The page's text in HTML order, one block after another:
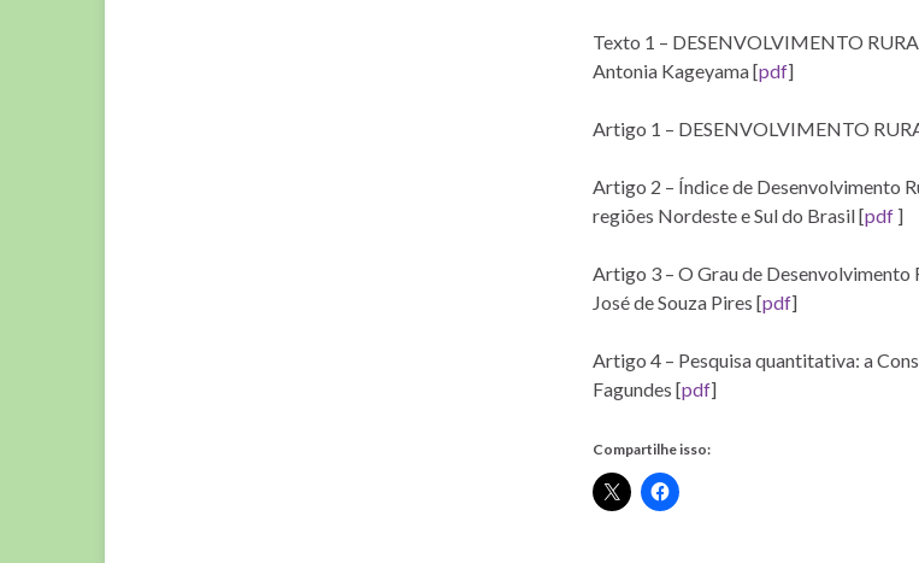
Texto 1 – DESENVOLVIMENTO
Antonia Kageyama [pdf]
Artigo 1 – DESENVOLVIMENTO
Artigo 2 – Índice de Desenvolvimento
regiões Nordeste e Sul do Brasil [pdf ]
Artigo 3 – O Grau de Desenvolvimento
José de Souza Pires [pdf]
Artigo 4 – Pesquisa quantitativa: a
Fagundes [pdf]
Compartilhe isso: